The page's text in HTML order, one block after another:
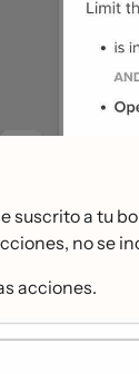
a tu
no se
acciones.